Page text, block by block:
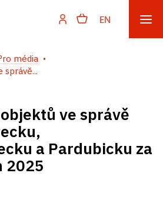
EN
média
správě...
ve správě
a Pardubicku za
2025